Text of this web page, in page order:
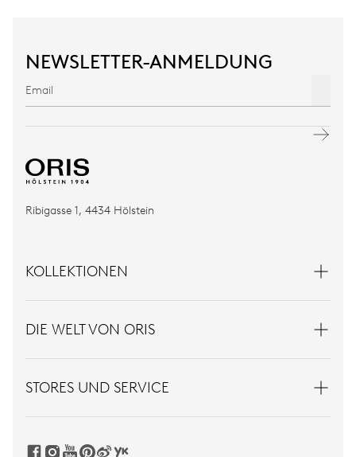
NEWSLETTER-ANMELDUNG
Ribigasse 1, 4434 Hölstein
KOLLEKTIONEN
DIE WELT VON ORIS
STORES UND SERVICE